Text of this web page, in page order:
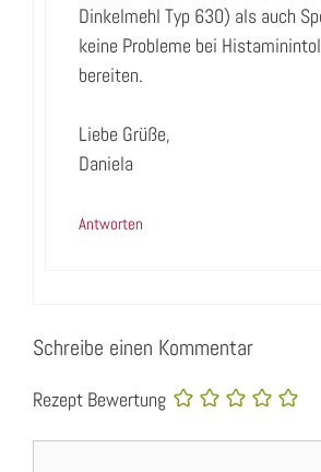
Dinkelmehl Typ 630) als auch
keine Probleme bei
bereiten.
Liebe Grüße,
Daniela
Antworten
Schreibe einen Kommentar
Rezept Bewertung